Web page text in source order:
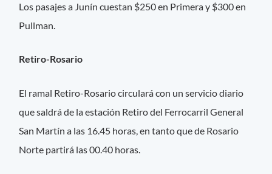
Los pasajes a Junín cuestan $250 en Primera y $300 en
Pullman.
Retiro-Rosario
El ramal Retiro-Rosario circulará con un servicio diario
que saldrá de la estación Retiro del Ferrocarril General
San Martín a las 16.45 horas, en tanto que de Rosario
Norte partirá las 00.40 horas.